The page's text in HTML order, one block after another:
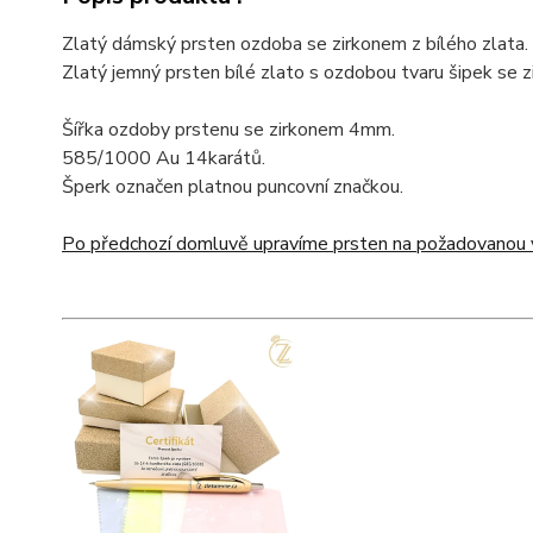
Zlatý dámský prsten ozdoba se zirkonem z bílého zlata.
Zlatý jemný prsten bílé zlato s ozdobou tvaru šipek se
Šířka ozdoby prstenu se zirkonem 4mm.
585/1000 Au 14karátů.
Šperk označen platnou puncovní značkou.
Po předchozí domluvě upravíme prsten na